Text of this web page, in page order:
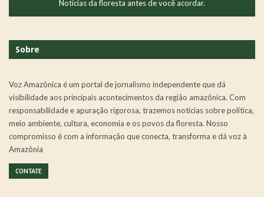
Notícias da floresta antes de você acordar.
Sobre
Voz Amazônica é um portal de jornalismo independente que dá
visibilidade aos principais acontecimentos da região amazônica. Com
responsabilidade e apuração rigorosa, trazemos notícias sobre política,
meio ambiente, cultura, economia e os povos da floresta. Nosso
compromisso é com a informação que conecta, transforma e dá voz à
Amazônia
CONTATE